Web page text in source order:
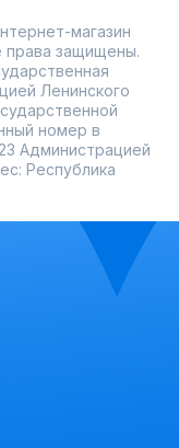
магазин
права защищены.
Ленинского
номер в
Администрацией
Республика